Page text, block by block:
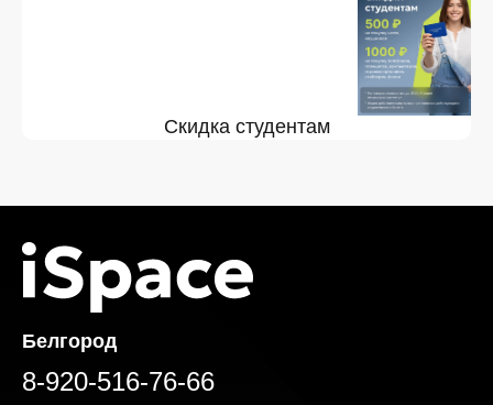
Скидка студентам
Белгород
8-920-516-76-66